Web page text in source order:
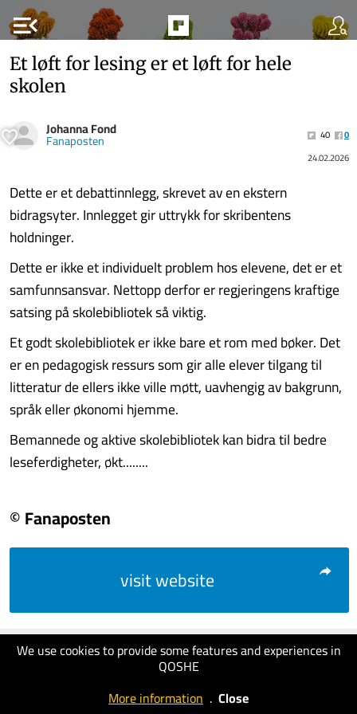
menu_open
We use cookies to provide some features and experiences in
QOSHE
More information . Close
Et løft for lesing er et løft for hele
skolen
Johanna Fond
Fanaposten 40
0
24.02.2026
Dette er et debattinnlegg, skrevet av en ekstern
bidragsyter. Innlegget gir uttrykk for skribentens
holdninger.
Dette er ikke et individuelt problem hos elevene, det er et
samfunnsansvar. Nettopp derfor er regjeringens kraftige
satsing på skolebibliotek så viktig.
Et godt skolebibliotek er ikke bare et rom med bøker. Det
er en pedagogisk ressurs som gir alle elever tilgang til
litteratur de ellers ikke ville møtt, uavhengig av bakgrunn,
språk eller økonomi hjemme.
Bemannede og aktive skolebibliotek kan bidra til bedre
leseferdigheter, økt........
© Fanaposten
visit website